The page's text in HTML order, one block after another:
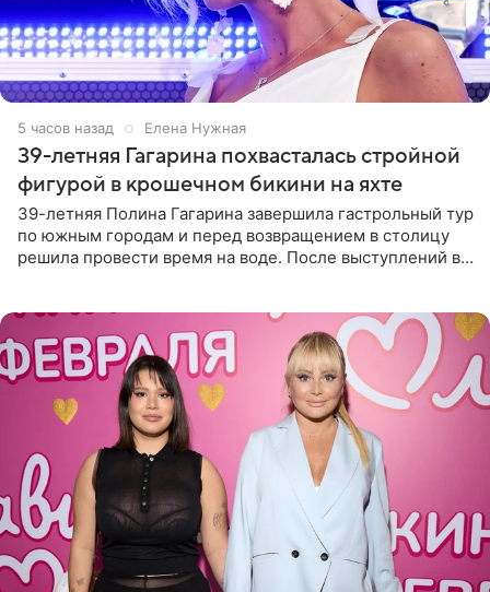
5 часов назад Елена Нужная
39-летняя Гагарина похвасталась стройной
фигурой в крошечном бикини на яхте
39-летняя Полина Гагарина завершила гастрольный тур
по южным городам и перед возвращением в столицу
решила провести время на воде. После выступлений в